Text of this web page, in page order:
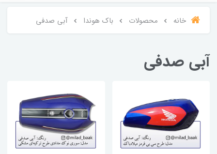
خانه محصولات باک هوندا آبی صدفی
آبی صدفی